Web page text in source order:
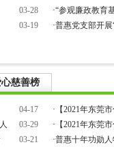
03-28
03-19
·“参观廉政教育
·普惠党支部开
慈善榜
04-17
03-29
03-21
· 【2021年东莞
· 【2021年东莞
·普惠十年功勋